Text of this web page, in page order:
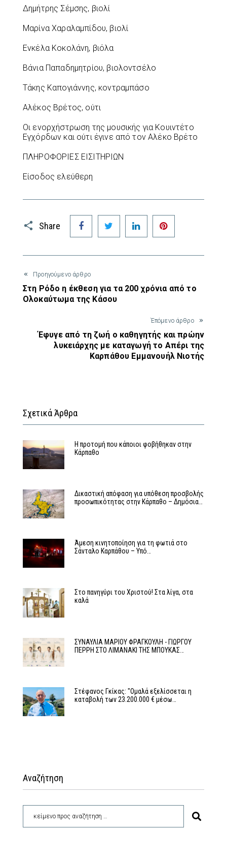
Δημήτρης Σέμσης, βιολί
Μαρίνα Χαραλαμπίδου, βιολί
Ενκέλα Κοκολάνη, βιόλα
Βάνια Παπαδημητρίου, βιολοντσέλο
Τάκης Καπογιάννης, κοντραμπάσο
Αλέκος Βρέτος, ούτι
Οι ενορχήστρωση της μουσικής για Κουιντέτο
Εγχόρδων και ούτι έγινε από τον Αλέκο Βρέτο
ΠΛΗΡΟΦΟΡΙΕΣ ΕΙΣΙΤΗΡΙΩΝ
Είσοδος ελεύθερη
Share
Facebook Twitter LinkedIn
Προηγούμενο άρθρο
Στη Ρόδο η έκθεση για τα 200 χρόνια από το
Ολοκαύτωμα της Κάσου
Έπόμενο άρθρο
Έφυγε από τη ζωή ο καθηγητής και πρώην
λυκειάρχης με καταγωγή το Απέρι της
Καρπάθου Εμμανουήλ Νιοτής
Σχετικά Άρθρα
Η προτομή που κάποιοι φοβήθηκαν στην
Κάρπαθο
Δικαστική απόφαση για υπόθεση προσβολής
προσωπικότητας στην Κάρπαθο – Δημόσια…
Άμεση κινητοποίηση για τη φωτιά στο
Σάνταλο Καρπάθου – Υπό…
Στο πανηγύρι του Χριστού! Στα λίγα, στα
καλά
ΣΥΝΑΥΛΙΑ ΜΑΡΙΟΥ ΦΡΑΓΚΟΥΛΗ - ΓΙΩΡΓΟΥ
ΠΕΡΡΗ ΣΤΟ ΛΙΜΑΝΑΚΙ ΤΗΣ ΜΠΟΥΚΑΣ…
Στέφανος Γκίκας: "Ομαλά εξελίσσεται η
καταβολή των 23.200.000 € μέσω…
Αναζήτηση